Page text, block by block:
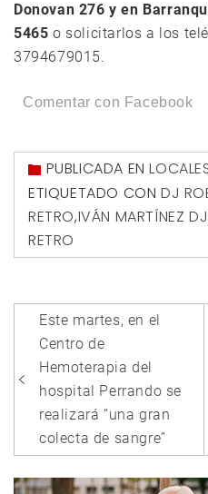
Donovan 276 y en
5465 o solicitarlos a los
3794679015.
Comentar con Facebook
PUBLICADA EN
ETIQUETADO CON DJ
RETRO,IVÁN MARTÍNEZ DJ
RETRO
Navegación
de
entradas
Este martes, en el
Centro de
Hemoterapia del
hospital Perrando se
realizará “una gran
colecta de sangre”